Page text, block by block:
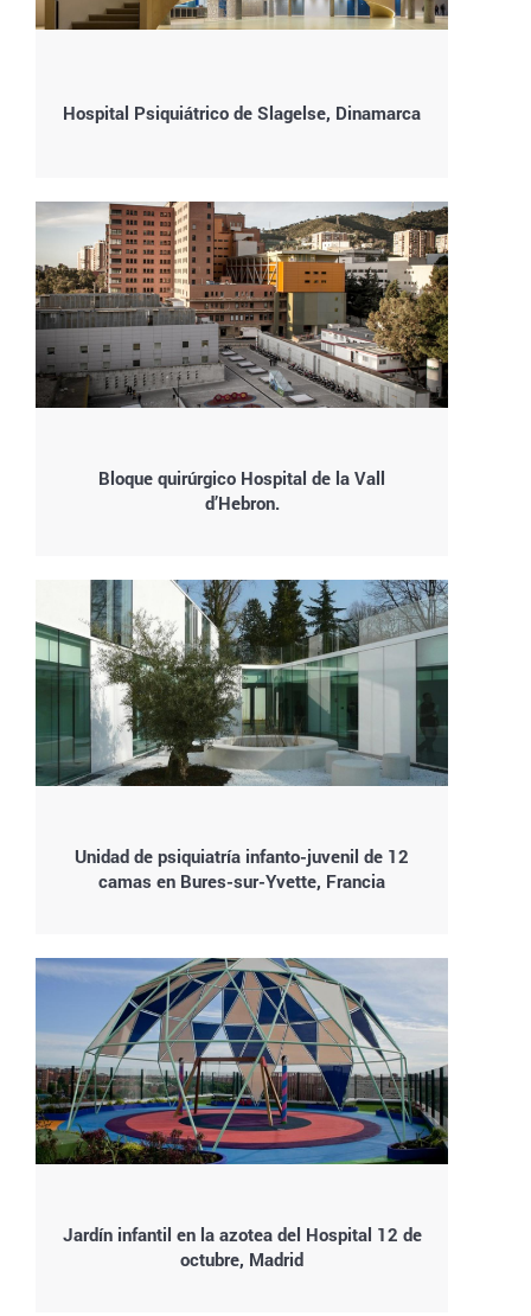
Hospital Psiquiátrico de Slagelse, Dinamarca
Bloque quirúrgico Hospital de la Vall
d’Hebron.
Unidad de psiquiatría infanto-juvenil de 12
camas en Bures-sur-Yvette, Francia
Jardín infantil en la azotea del Hospital 12 de
octubre, Madrid